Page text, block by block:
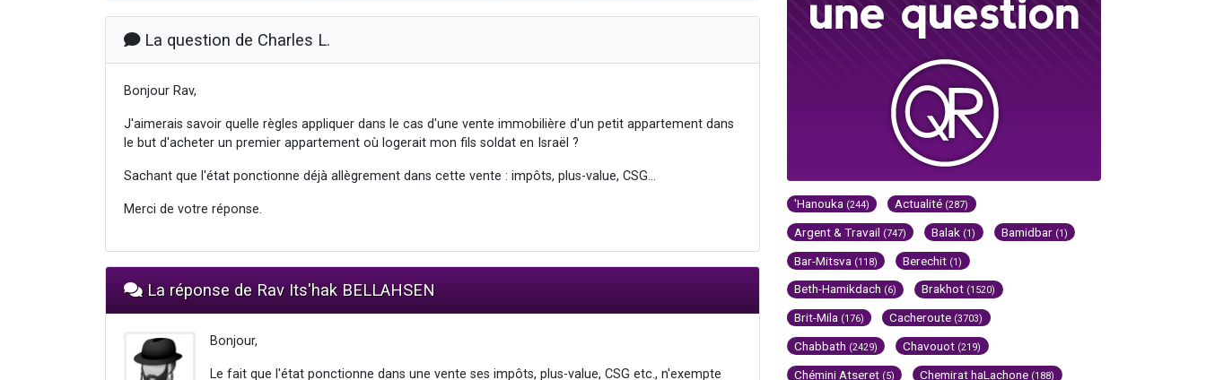
La question de Charles L.
Bonjour Rav,
J'aimerais savoir quelle règles appliquer dans le cas d'une vente immobilière d'un petit appartement dans
le but d'acheter un premier appartement où logerait mon fils soldat en Israël ?
Sachant que l'état ponctionne déjà allègrement dans cette vente : impôts, plus-value, CSG...
Merci de votre réponse.
La réponse de Rav Its'hak BELLAHSEN
Bonjour,
Le fait que l'état ponctionne dans une vente ses impôts, plus-value, CSG etc., n'exempte
'Hanouka (244) Actualité (287)
Argent & Travail (747) Balak (1) Bamidbar (1)
Bar-Mitsva (118) Berechit (1)
Beth-Hamikdach (6) Brakhot (1520)
Brit-Mila (176) Cacheroute (3703)
Chabbath (2429) Chavouot (219)
Chémini Atseret (5) Chemirat haLachone (188)